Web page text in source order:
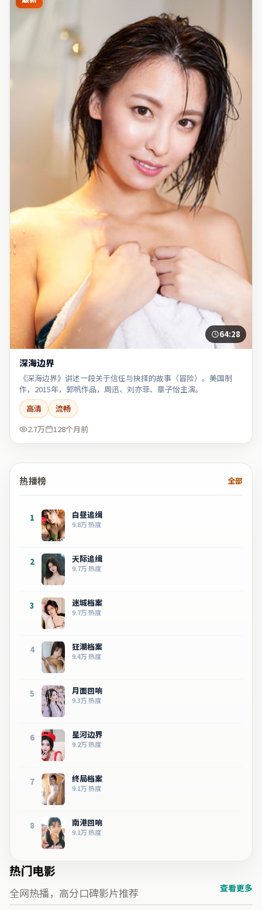
64:28
深海边界
《深海边界》讲述一段关于信任与抉择的故事（冒险）。美国制
作，2015年，郭帆作品，周迅、刘亦菲、章子怡主演。
高清
流畅
2.7万
128个月前
热播榜 全部
1 白昼追缉
9.8万热度
2 天际追缉
9.7万热度
3 迷城档案
9.7万热度
4 狂潮档案
9.4万热度
5 月面回响
9.3万热度
6 星河边界
9.2万热度
7 终局档案
9.1万热度
8 南港回响
9.1万热度
热门电影
全网热播，高分口碑影片推荐 查看更多